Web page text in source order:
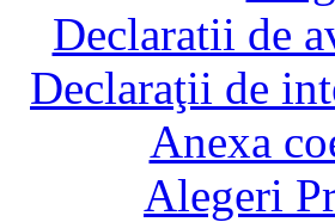
Declaratii de
Declaraţii de
Anexa
Alegeri